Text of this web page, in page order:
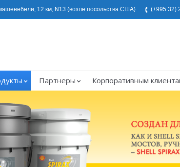
12 км, N13 (возле посольства США) (+995 32)
Партнеры Корпоративным